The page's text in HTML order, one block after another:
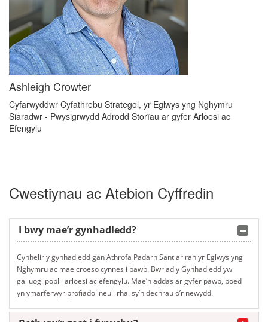
Ashleigh Crowter
Cyfarwyddwr Cyfathrebu Strategol, yr Eglwys yng Nghymru
Siaradwr - Pwysigrwydd Adrodd Storïau ar gyfer Arloesi ac
Efengylu
Cwestiynau ac Atebion Cyffredin
I bwy mae’r gynhadledd?
Cynhelir y gynhadledd gan Athrofa Padarn Sant ar ran yr Eglwys yng
Nghymru ac mae croeso cynnes i bawb. Bwriad y Gynhadledd yw
galluogi pobl i arloesi ac efengylu. Mae’n addas ar gyfer pawb, boed
yn ymarferwyr profiadol neu i rhai sy’n dechrau o’r newydd.